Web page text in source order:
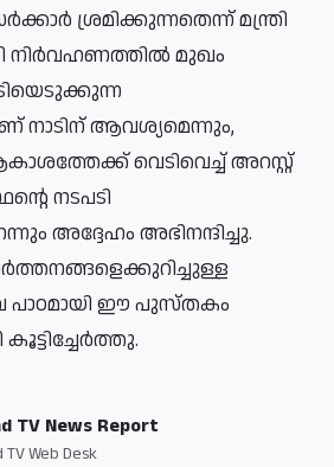
ശ്രമിക്കുന്നതെന്ന് മന്ത്രി
നിര്‍വഹണത്തില്‍ മുഖം
നാടിന് ആവശ്യമെന്നും,
വെടിവെച്ച് അറസ്റ്റ്
നടപടി
അദ്ദേഹം അഭിനന്ദിച്ചു.
പാഠമായി ഈ പുസ്തകം
കൂട്ടിച്ചേര്‍ത്തു.
TV News Report
Web Desk